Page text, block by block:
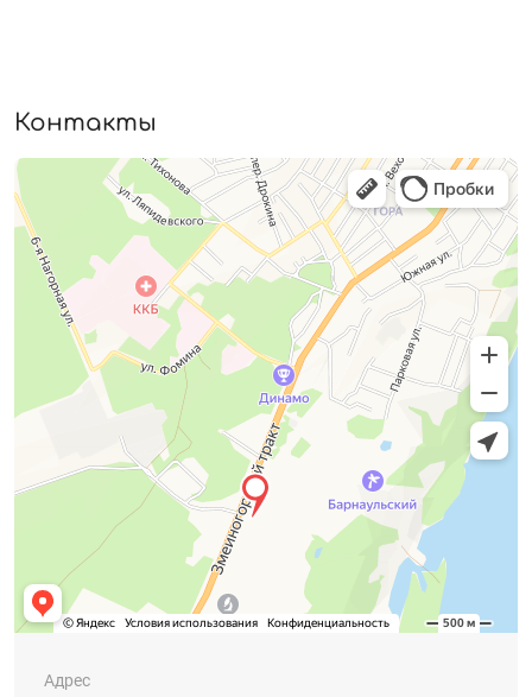
Контакты
Адрес